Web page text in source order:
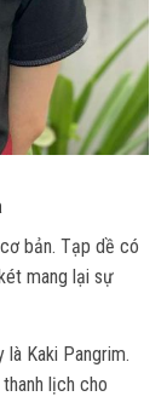
bản. Tạp dề có
mang lại sự
là Kaki Pangrim.
lịch cho